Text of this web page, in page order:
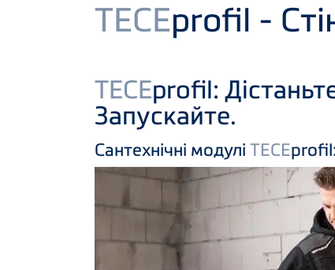
TECEprofil -
TECEprofil:
Запускайте.
Сантехнічні модулі TECE